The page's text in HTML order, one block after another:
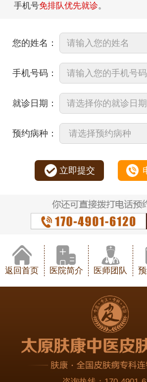
手机号免排队优先就诊。
您的姓名：
手机号码：
就诊日期：
预约病种：
立即提交
返回首页 医院简介 医师团队